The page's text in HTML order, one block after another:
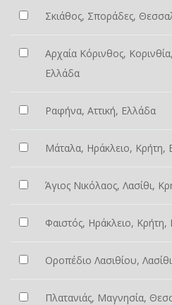
Σκιάθος, Σποράδες,
Αρχαία Κόρινθος,
Ελλάδα
Ραφήνα, Αττική, Ελλάδα
Μάταλα, Ηράκλειο, Κρήτη,
Άγιος Νικόλαος, Λασίθι,
Φαιστός, Ηράκλειο, Κρήτη,
Οροπέδιο Λασιθίου,
Πλατανιάς, Μαγνησία,